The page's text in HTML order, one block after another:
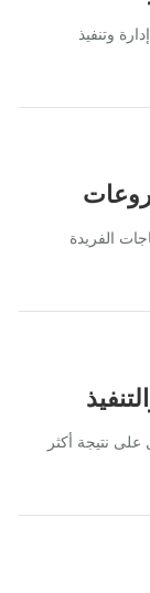
وتنفيذ
الفريدة
نتيجة أكثر